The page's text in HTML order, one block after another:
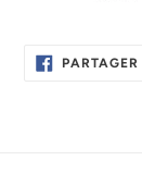
PARTAGER